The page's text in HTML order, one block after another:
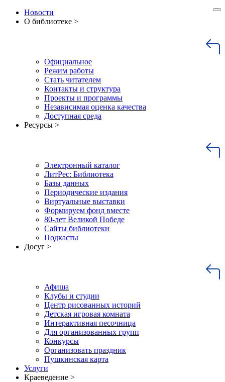
Новости
О библиотеке >
Официальное
Режим работы
Стать читателем
Контакты и структура
Проекты и программы
Независимая оценка качества
Доступная среда
Ресурсы >
Электронный каталог
ЛитРес: Библиотека
Базы данных
Периодические издания
Виртуальные выставки
Формируем фонд вместе
80-лет Великой Победе
Сайты библиотеки
Подкасты
Досуг >
Афиша
Клубы и студии
Центр рисованных историй
Детская игровая комната
Интерактивная песочница
Для организованных групп
Конкурсы
Организовать праздник
Пушкинская карта
Услуги
Краеведение >